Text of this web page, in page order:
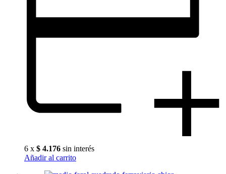
6 x $ 4.176 sin interés
Añadir al carrito